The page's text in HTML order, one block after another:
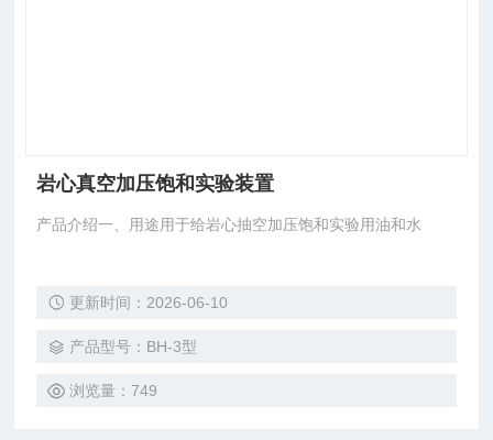
岩心真空加压饱和实验装置
产品介绍一、用途用于给岩心抽空加压饱和实验用油和水
更新时间：2026-06-10
产品型号：BH-3型
浏览量：749